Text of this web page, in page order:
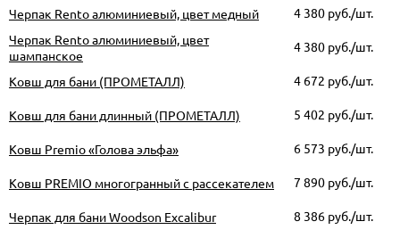
Черпак Rento алюминиевый, цвет медный 4 380 руб./шт.
Черпак Rento алюминиевый, цвет
шампанское
4 380 руб./шт.
Ковш для бани (ПРОМЕТАЛЛ) 4 672 руб./шт.
Ковш для бани длинный (ПРОМЕТАЛЛ) 5 402 руб./шт.
Ковш Premio «Голова эльфа» 6 573 руб./шт.
Ковш PREMIO многогранный с рассекателем 7 890 руб./шт.
Черпак для бани Woodson Excalibur 8 386 руб./шт.